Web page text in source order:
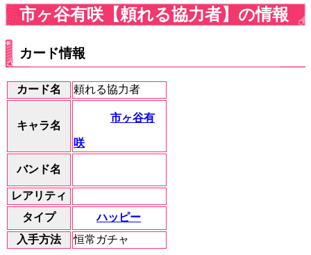
市ヶ谷有咲【頼れる協力者】の情報
カード情報
カード名 頼れる協力者
キャラ名
市ヶ谷有
咲
バンド名
レアリティ
タイプ
ハッピー
入手方法
恒常ガチャ